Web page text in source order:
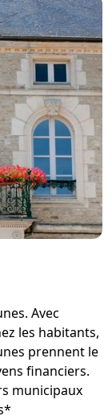
Avec
les habitants,
prennent le
financiers.
municipaux